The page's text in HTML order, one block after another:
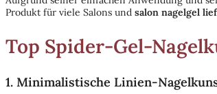
Produkt für viele Salons und salon nagelgel
Top Spider-Gel-
1. Minimalistische Linien-